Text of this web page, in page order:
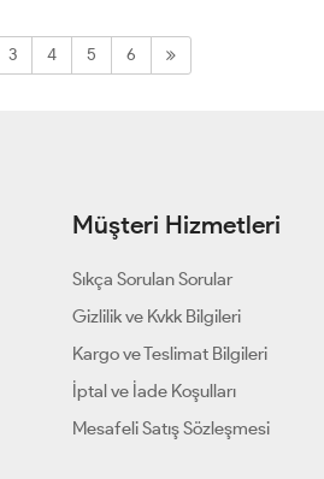
3 4 5 6
Müşteri Hizmetleri
Sıkça Sorulan Sorular
Gizlilik ve Kvkk Bilgileri
Kargo ve Teslimat Bilgileri
İptal ve İade Koşulları
Mesafeli Satış Sözleşmesi